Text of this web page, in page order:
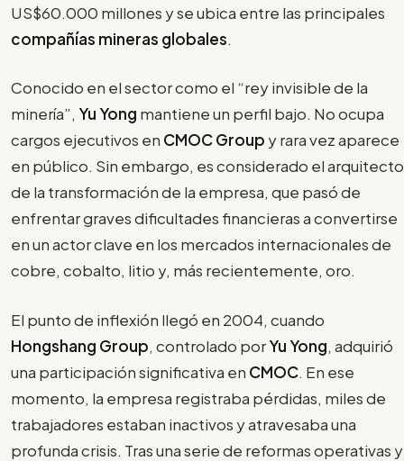
US$60.000 millones y se ubica entre las principales
compañías mineras globales.
Conocido en el sector como el “rey invisible de la
minería”, Yu Yong mantiene un perfil bajo. No ocupa
cargos ejecutivos en CMOC Group y rara vez aparece
en público. Sin embargo, es considerado el arquitecto
de la transformación de la empresa, que pasó de
enfrentar graves dificultades financieras a convertirse
en un actor clave en los mercados internacionales de
cobre, cobalto, litio y, más recientemente, oro.
El punto de inflexión llegó en 2004, cuando
Hongshang Group, controlado porYu Yong, adquirió
una participación significativa en CMOC. En ese
momento, la empresa registraba pérdidas, miles de
trabajadores estaban inactivos y atravesaba una
profunda crisis. Tras una serie de reformas operativas y